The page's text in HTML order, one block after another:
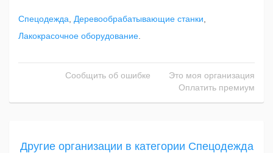
Спецодежда Деревообрабатывающие станки
Лакокрасочное оборудование
Сообщить об ошибке
Это моя организация
Оплатить премиум
Другие организации в категории Спецодежда